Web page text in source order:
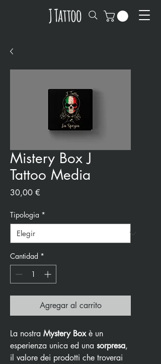
Mistery Box J
Tattoo Media
30,00 €
Tipologia *
Cantidad *
Agregar al carrito
La nostra Mystery Boxè un
esperienza unica ed una sorpresa,
il valore dei prodotti che troverai